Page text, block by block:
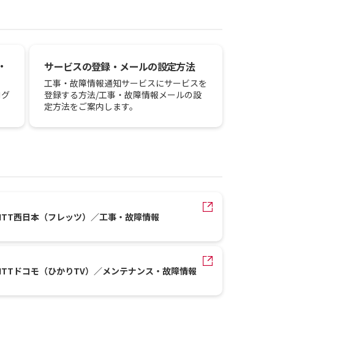
サービスの登録・メールの設定方法
工事・故障情報通知サービスにサービスを
登録する方法/工事・故障情報メールの設
定方法をご案内します。
西日本（フレッツ）／工事・故障情報
ドコモ（ひかりTV）／メンテナンス・故障情報